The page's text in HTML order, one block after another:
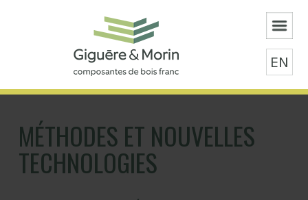
EN
MÉTHODES ET NOUVELLES
TECHNOLOGIES